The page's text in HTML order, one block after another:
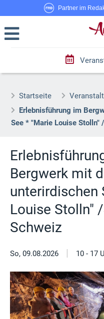
Partner im
Startseite
Erlebnisführung im
See * "Marie Louise Stolln"
Bergwerk mit
unterirdischen
Louise Stolln"
Schweiz
So, 09.08.2026 | 10 - 17